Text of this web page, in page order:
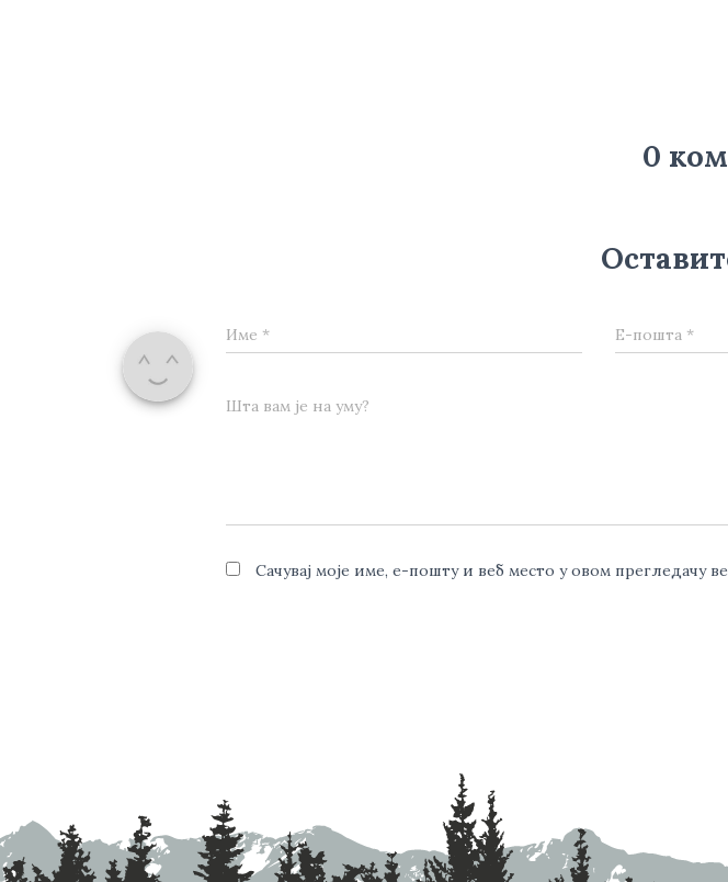
0
Име * Е-пошта *
Шта вам је на уму?
Сачувај моје име, е-пошту и веб место у овом прегледачу